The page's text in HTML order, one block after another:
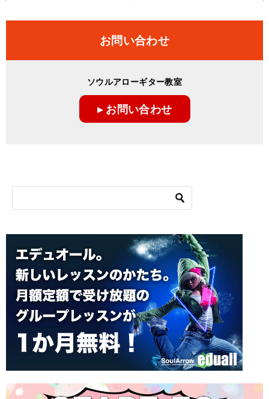
ビ
お問い合わせ
ソウルアローギター教室
▸ お問い合わせ